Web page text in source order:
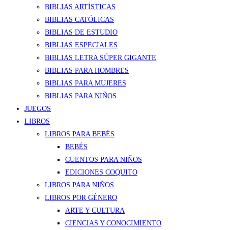
BIBLIAS ARTÍSTICAS
BIBLIAS CATÓLICAS
BIBLIAS DE ESTUDIO
BIBLIAS ESPECIALES
BIBLIAS LETRA SÚPER GIGANTE
BIBLIAS PARA HOMBRES
BIBLIAS PARA MUJERES
BIBLIAS PARA NIÑOS
JUEGOS
LIBROS
LIBROS PARA BEBÉS
BEBÉS
CUENTOS PARA NIÑOS
EDICIONES COQUITO
LIBROS PARA NIÑOS
LIBROS POR GÉNERO
ARTE Y CULTURA
CIENCIAS Y CONOCIMIENTO